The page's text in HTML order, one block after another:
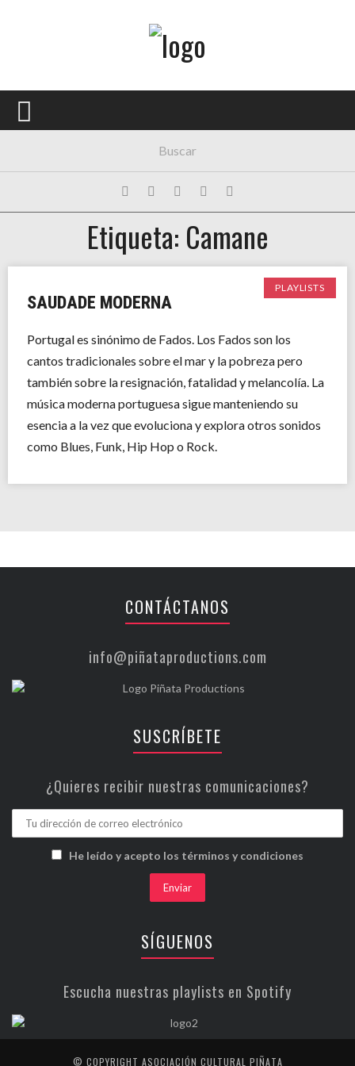
PORTADA
FESTIVALES
EXPOSICIONES
HISTORIAS
Etiqueta: Camane
PLAYLISTS
SAUDADE MODERNA
Portugal es sinónimo de Fados. Los Fados son los
cantos tradicionales sobre el mar y la pobreza pero
también sobre la resignación, fatalidad y melancolía. La
música moderna portuguesa sigue manteniendo su
esencia a la vez que evoluciona y explora otros sonidos
como Blues, Funk, Hip Hop o Rock.
CONTÁCTANOS
info@piñataproductions.com
SUSCRÍBETE
¿Quieres recibir nuestras comunicaciones?
He leído y acepto los términos y condiciones
SÍGUENOS
Escucha nuestras playlists en Spotify
© COPYRIGHT ASOCIACIÓN CULTURAL PIÑATA